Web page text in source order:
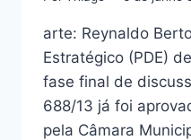
arte: Reynaldo
Estratégico (PDE)
fase final de
688/13 já foi
pela Câmara